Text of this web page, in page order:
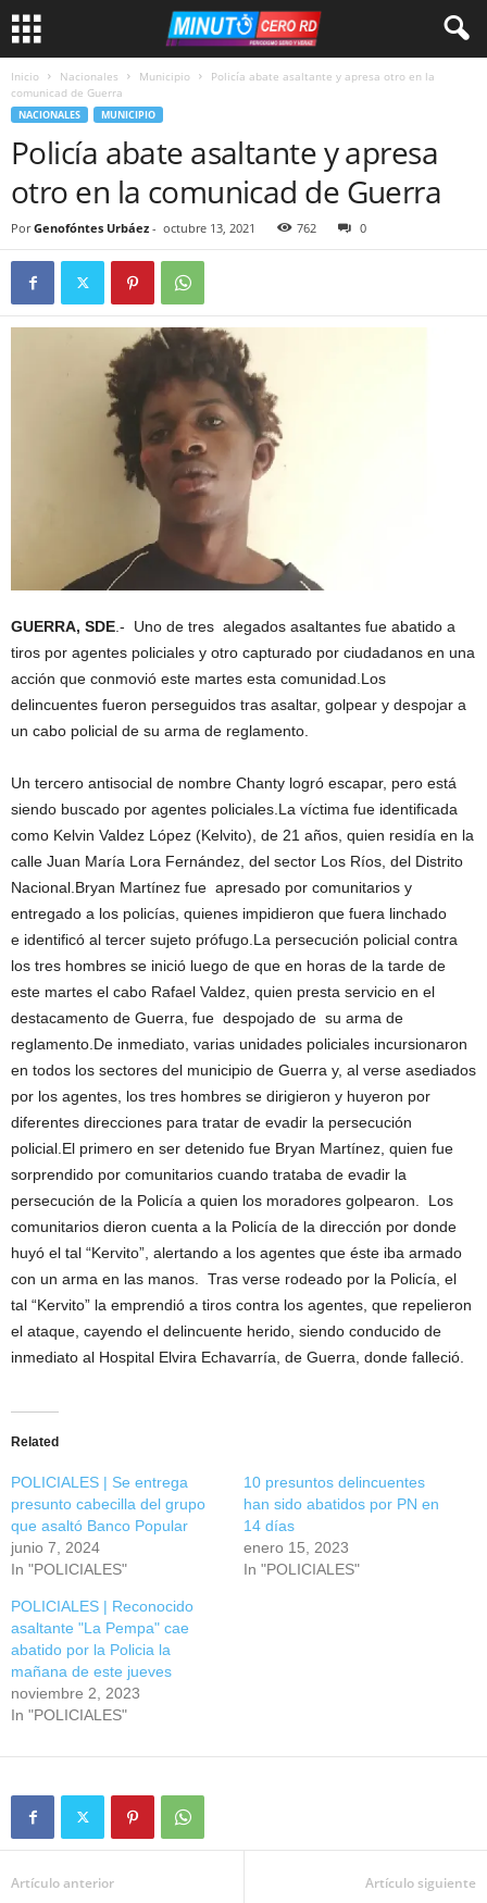
Inicio Nacionales Municipio
Policía abate asaltante y apresa otro en la
comunicad de Guerra
NACIONALES MUNICIPIO
Policía abate asaltante y apresa
otro en la comunicad de Guerra
Por Genofóntes Urbáez - octubre 13, 2021 762 0
GUERRA, SDE.- Uno de tres alegados asaltantes fue abatido a
tiros por agentes policiales y otro capturado por ciudadanos en una
acción que conmovió este martes esta comunidad.Los
delincuentes fueron perseguidos tras asaltar, golpear y despojar a
un cabo policial de su arma de reglamento.
Un tercero antisocial de nombre Chanty logró escapar, pero está
siendo buscado por agentes policiales.La víctima fue identificada
como Kelvin Valdez López (Kelvito), de 21 años, quien residía en la
calle Juan María Lora Fernández, del sector Los Ríos, del Distrito
Nacional.Bryan Martínez fue apresado por comunitarios y
entregado a los policías, quienes impidieron que fuera linchado
e identificó al tercer sujeto prófugo.La persecución policial contra
los tres hombres se inició luego de que en horas de la tarde de
este martes el cabo Rafael Valdez, quien presta servicio en el
destacamento de Guerra, fue despojado de su arma de
reglamento.De inmediato, varias unidades policiales incursionaron
en todos los sectores del municipio de Guerra y, al verse asediados
por los agentes, los tres hombres se dirigieron y huyeron por
diferentes direcciones para tratar de evadir la persecución
policial.El primero en ser detenido fue Bryan Martínez, quien fue
sorprendido por comunitarios cuando trataba de evadir la
persecución de la Policía a quien los moradores golpearon. Los
comunitarios dieron cuenta a la Policía de la dirección por donde
huyó el tal “Kervito”, alertando a los agentes que éste iba armado
con un arma en las manos. Tras verse rodeado por la Policía, el
tal “Kervito” la emprendió a tiros contra los agentes, que repelieron
el ataque, cayendo el delincuente herido, siendo conducido de
inmediato al Hospital Elvira Echavarría, de Guerra, donde falleció.
Related
POLICIALES | Se entrega
presunto cabecilla del grupo
que asaltó Banco Popular
junio 7, 2024
In "POLICIALES"
10 presuntos delincuentes
han sido abatidos por PN en
14 días
enero 15, 2023
In "POLICIALES"
POLICIALES | Reconocido
asaltante "La Pempa" cae
abatido por la Policia la
mañana de este jueves
noviembre 2, 2023
In "POLICIALES"
Artículo anterior Artículo siguiente